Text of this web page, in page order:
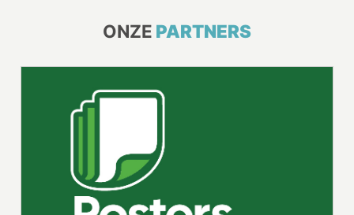
ONZE PARTNERS